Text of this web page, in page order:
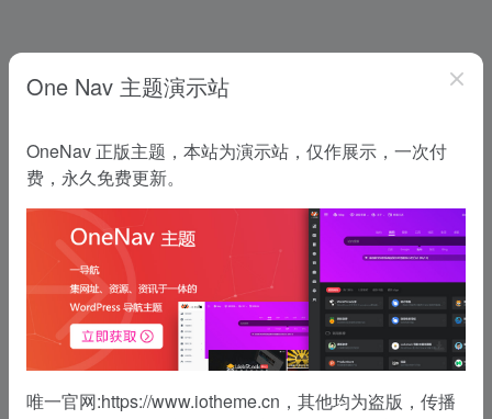
One Nav 主题演示站
OneNav 正版主题，本站为演示站，仅作展示，一次付
费，永久免费更新。
唯一官网:https://www.iotheme.cn ，其他均为盗版，传播